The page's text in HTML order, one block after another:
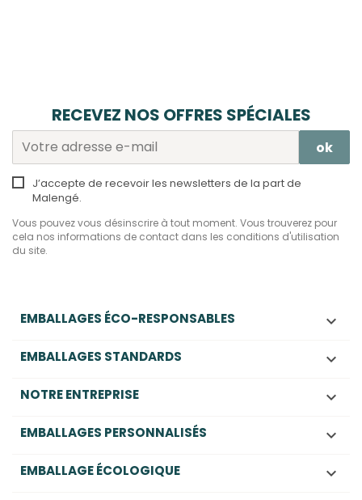
RECEVEZ NOS OFFRES SPÉCIALES
J’accepte de recevoir les newsletters de la part de
Malengé.
Vous pouvez vous désinscrire à tout moment. Vous trouverez pour
cela nos informations de contact dans les conditions d'utilisation
du site.
EMBALLAGES ÉCO-RESPONSABLES 
EMBALLAGES STANDARDS 
NOTRE ENTREPRISE 
EMBALLAGES PERSONNALISÉS 
EMBALLAGE ÉCOLOGIQUE 